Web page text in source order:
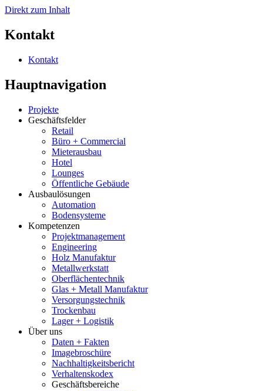
Direkt zum Inhalt
Kontakt
Kontakt
Hauptnavigation
Projekte
Geschäftsfelder
Retail
Büro + Commercial
Mieterausbau
Hotel
Lounges
Öffentliche Gebäude
Ausbaulösungen
Automation
Bodensysteme
Kompetenzen
Projektmanagement
Engineering
Holz Manufaktur
Metallwerkstatt
Oberflächentechnik
Glas + Metall Manufaktur
Versorgungstechnik
Trockenbau
Lager + Logistik
Über uns
Daten + Fakten
Imagebroschüre
Nachhaltigkeitsbericht
Verhaltenskodex
Geschäftsbereiche